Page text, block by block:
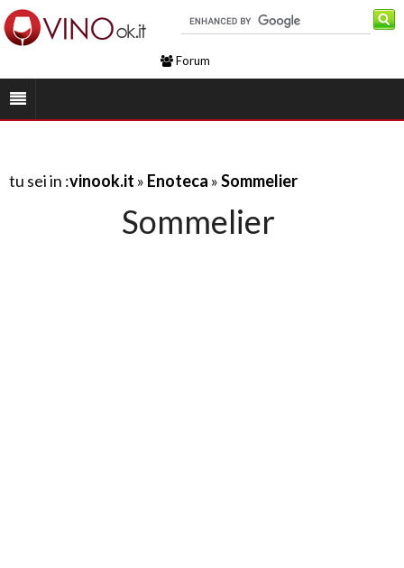
Forum
tu sei in :vinook.it » Enoteca »Sommelier
Sommelier